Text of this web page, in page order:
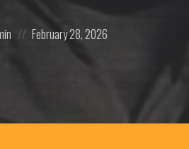
Posted
on
February 28, 2026